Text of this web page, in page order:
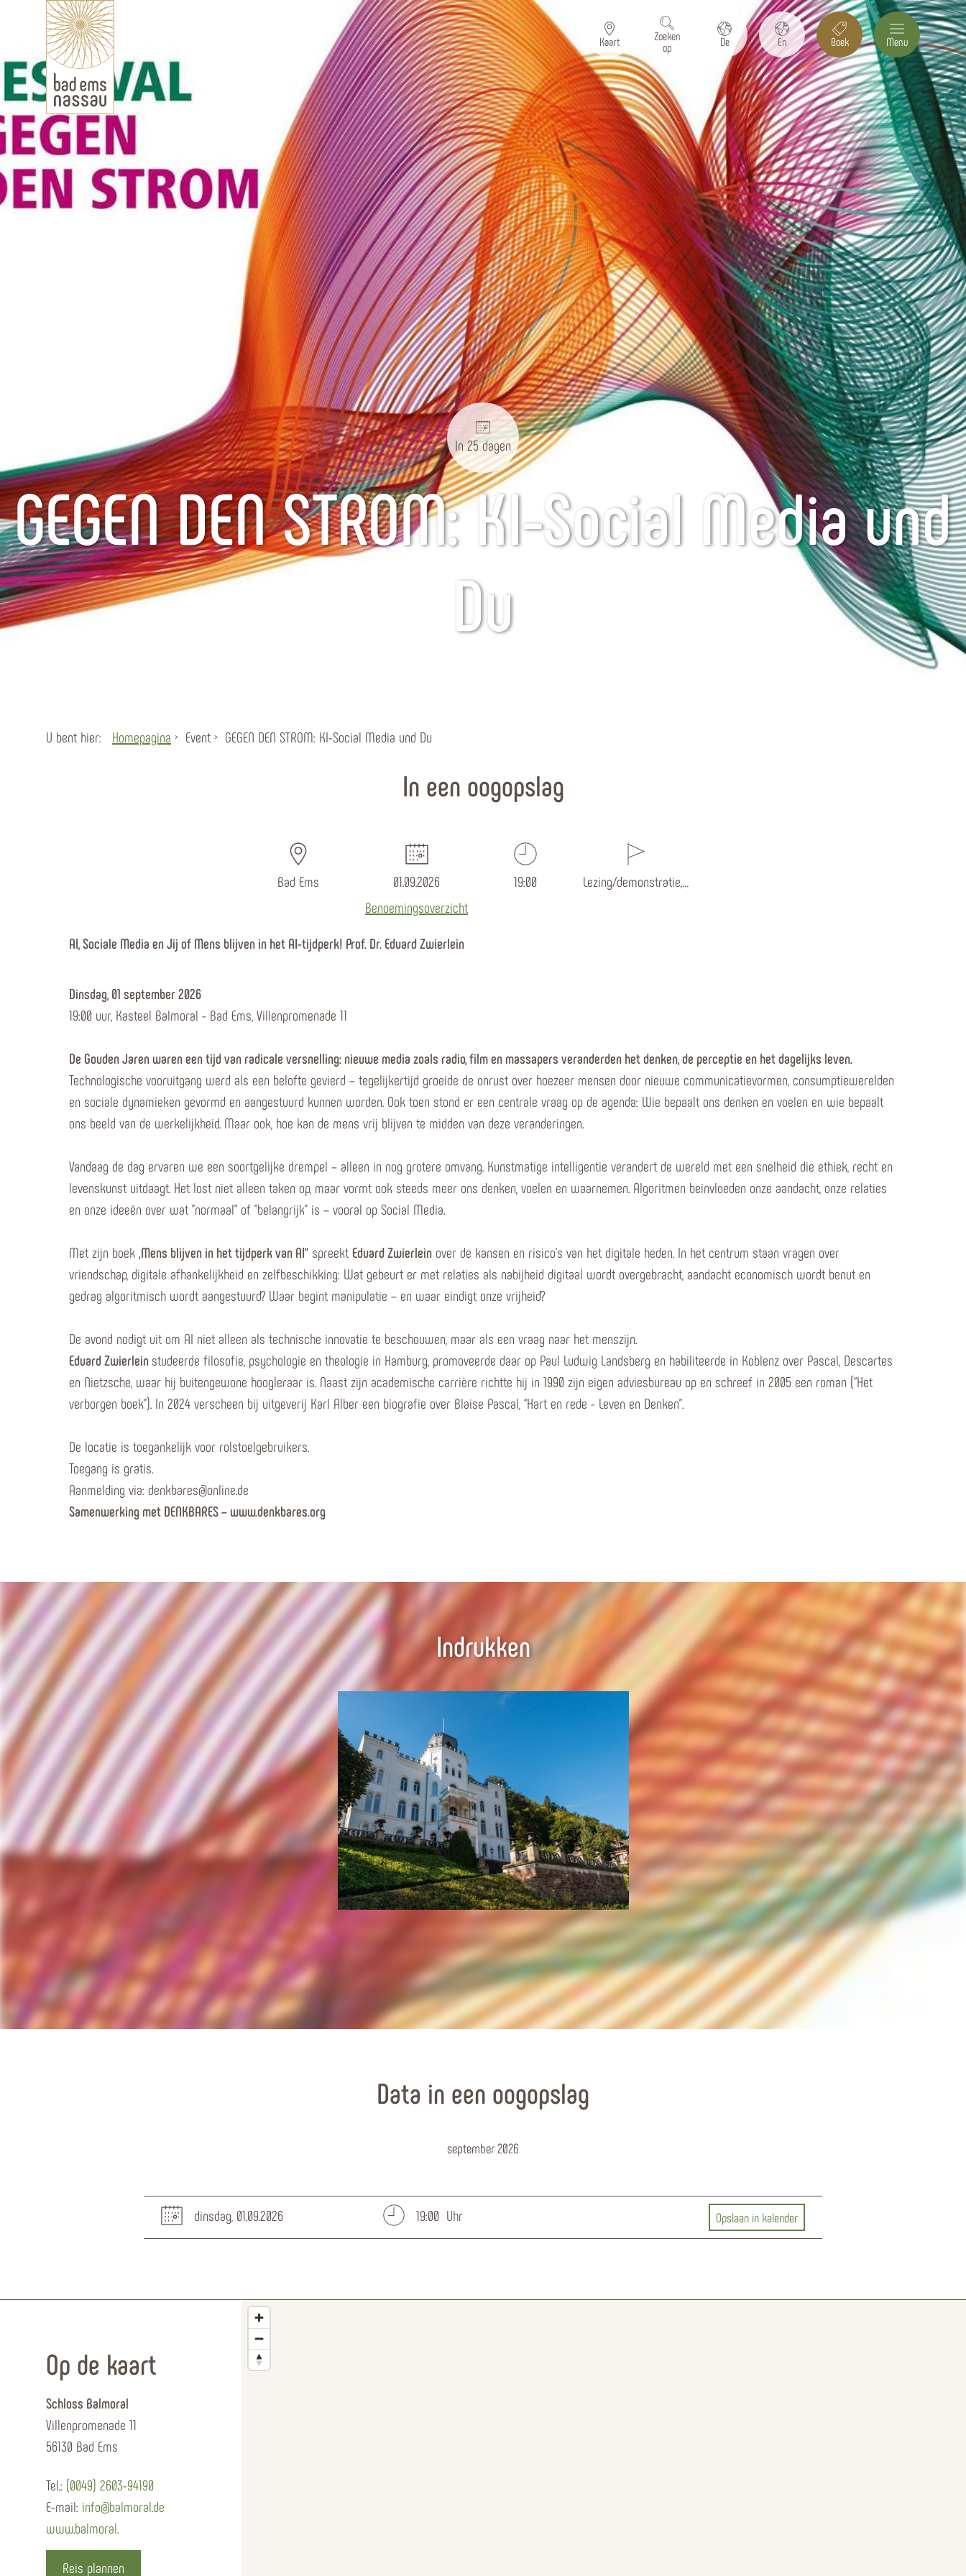
Kaart
Zoeken
op
De En Boek Menu
In 25 dagen
GEGEN DEN STROM: KI-Social Media und
Du
U bent hier: Homepagina Event GEGEN DEN STROM: KI-Social Media und Du
In een oogopslag
Bad Ems
01.09.2026
Benoemingsoverzicht
19:00 Lezing/demonstratie,…
AI, Sociale Media en Jij of Mens blijven in het AI-tijdperk! Prof. Dr. Eduard Zwierlein
Dinsdag, 01 september 2026
19:00 uur, Kasteel Balmoral - Bad Ems, Villenpromenade 11
De Gouden Jaren waren een tijd van radicale versnelling: nieuwe media zoals radio, film en massapers veranderden het denken, de perceptie en het dagelijks leven.
Technologische vooruitgang werd als een belofte gevierd – tegelijkertijd groeide de onrust over hoezeer mensen door nieuwe communicatievormen, consumptiewerelden
en sociale dynamieken gevormd en aangestuurd kunnen worden. Ook toen stond er een centrale vraag op de agenda: Wie bepaalt ons denken en voelen en wie bepaalt
ons beeld van de werkelijkheid. Maar ook, hoe kan de mens vrij blijven te midden van deze veranderingen.
Vandaag de dag ervaren we een soortgelijke drempel – alleen in nog grotere omvang. Kunstmatige intelligentie verandert de wereld met een snelheid die ethiek, recht en
levenskunst uitdaagt. Het lost niet alleen taken op, maar vormt ook steeds meer ons denken, voelen en waarnemen. Algoritmen beïnvloeden onze aandacht, onze relaties
en onze ideeën over wat "normaal" of "belangrijk" is – vooral op Social Media.
Met zijn boek „Mens blijven in het tijdperk van AI“ spreekt Eduard Zwierlein over de kansen en risico's van het digitale heden. In het centrum staan vragen over
vriendschap, digitale afhankelijkheid en zelfbeschikking: Wat gebeurt er met relaties als nabijheid digitaal wordt overgebracht, aandacht economisch wordt benut en
gedrag algoritmisch wordt aangestuurd? Waar begint manipulatie – en waar eindigt onze vrijheid?
De avond nodigt uit om AI niet alleen als technische innovatie te beschouwen, maar als een vraag naar het menszijn.
Eduard Zwierleinstudeerde filosofie, psychologie en theologie in Hamburg, promoveerde daar op Paul Ludwig Landsberg en habiliteerde in Koblenz over Pascal, Descartes
en Nietzsche, waar hij buitengewone hoogleraar is. Naast zijn academische carrière richtte hij in 1990 zijn eigen adviesbureau op en schreef in 2005 een roman (“Het
verborgen boek”). In 2024 verscheen bij uitgeverij Karl Alber een biografie over Blaise Pascal, “Hart en rede - Leven en Denken”.
De locatie is toegankelijk voor rolstoelgebruikers.
Toegang is gratis.
Aanmelding via: denkbares@online.de
Samenwerking met DENKBARES – www.denkbares.org
Indrukken
Data in een oogopslag
september 2026
dinsdag, 01.09.2026 19:00 Uhr Opslaan in kalender
Op de kaart
Schloss Balmoral
Villenpromenade 11
56130 Bad Ems
Tel.: (0049) 2603-94190
E-mail: info@balmoral.de
www.balmoral.
Reis plannen